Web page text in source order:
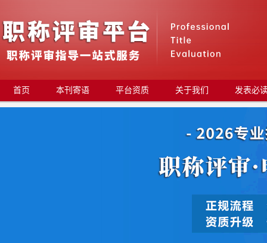
首页 本刊寄语 平台资质 关于我们 发表必